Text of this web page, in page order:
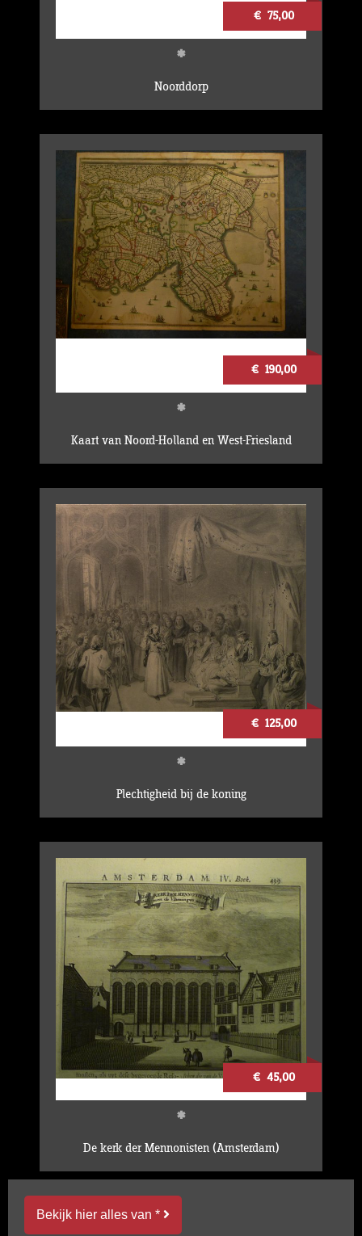
€ 75,00
*
Noorddorp
€ 190,00
*
Kaart van Noord-Holland en West-Friesland
€ 125,00
*
Plechtigheid bij de koning
€ 45,00
*
De kerk der Mennonisten (Amsterdam)
Bekijk hier alles van *